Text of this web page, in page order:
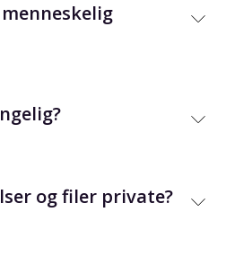
og filer private?